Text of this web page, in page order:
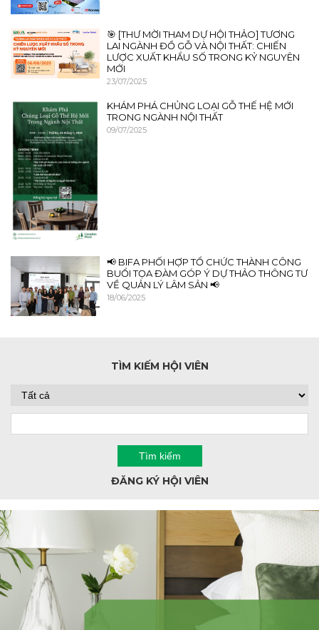
🎯 [THƯ MỜI THAM DỰ HỘI THẢO] TƯƠNG
LAI NGÀNH ĐỒ GỖ VÀ NỘI THẤT: CHIẾN
LƯỢC XUẤT KHẨU SỐ TRONG KỶ NGUYÊN
MỚI
23/07/2025
KHÁM PHÁ CHỦNG LOẠI GỖ THẾ HỆ MỚI
TRONG NGÀNH NỘI THẤT
09/07/2025
📢 BIFA PHỐI HỢP TỔ CHỨC THÀNH CÔNG
BUỔI TỌA ĐÀM GÓP Ý DỰ THẢO THÔNG TƯ
VỀ QUẢN LÝ LÂM SẢN 📢
18/06/2025
TÌM KIẾM HỘI VIÊN
ĐĂNG KÝ HỘI VIÊN